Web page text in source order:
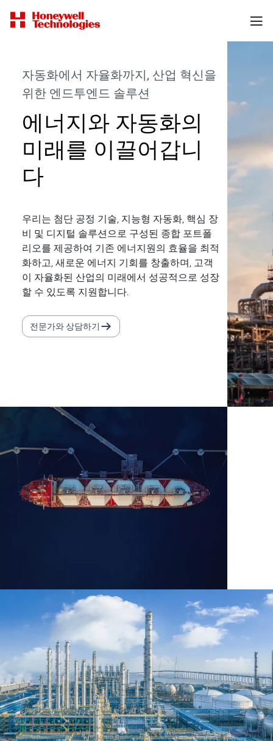
자동화에서 자율화까지, 산업 혁신을
위한 엔드투엔드 솔루션
에너지와 자동화의
미래를 이끌어갑니
다
우리는 첨단 공정 기술, 지능형 자동화, 핵심 장
비 및 디지털 솔루션으로 구성된 종합 포트폴
리오를 제공하여 기존 에너지원의 효율을 최적
화하고, 새로운 에너지 기회를 창출하며, 고객
이 자율화된 산업의 미래에서 성공적으로 성장
할 수 있도록 지원합니다.
전문가와 상담하기